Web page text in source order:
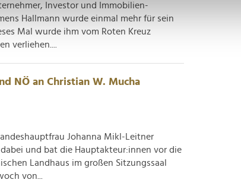
Anzeigen zu personalisieren, Funktionen für soziale
analysieren. Außerdem geben wir Informationen zu
Medien, Werbung und Analysen weiter. Unsere Partner
Investor und Immobilien-
Hallmann wurde einmal mehr für sein
Mal wurde ihm vom Roten Kreuz
verliehen....
NÖ an Christian W. Mucha
Johanna Mikl-Leitner
dabei und bat die Hauptakteur:innen vor die
Landhaus im großen Sitzungssaal
von...